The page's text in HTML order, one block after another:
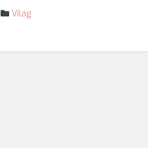
Világ